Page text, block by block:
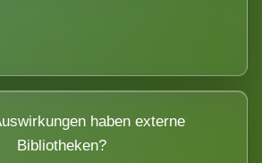
haben externe
Bibliotheken?